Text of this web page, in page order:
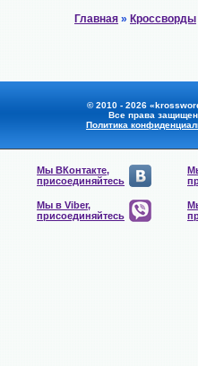
Главная » Кроссворды
© 2010 - 2026
Все права
Политика
Мы ВКонтакте,
присоединяйтесь
Мы в Viber,
присоединяйтесь